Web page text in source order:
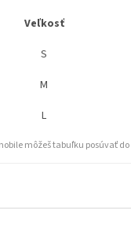
Veľkosť
S
M
L
môžeš tabuľku posúvať